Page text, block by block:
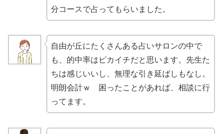
分コースで占ってもらいました。
自由が丘にたくさんある占いサロンの中で
も、的中率はピカイチだと思います。先生た
ちは感じいいし、無理な引き延ばしもなし。
明朗会計ｗ 困ったことがあれば、相談に行
ってます。